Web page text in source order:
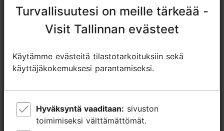
+372 654 9100
Lisätietoa
Ulkotapahtuma
Varaa nyt
Turvallisuutesi on meille tärkeää -
Visit Tallinnan evästeet
Käytämme evästeitä tilastotarkoituksiin sekä
käyttäjäkokemuksesi parantamiseksi.
Hyväksyntä vaaditaan:
toimimiseksi välttämättömät.
Turvallisuutesi on meille tärkeää -
Visit Tallinnan evästeet
Käytämme evästeitä tilastotarkoituksiin sekä
käyttäjäkokemuksesi parantamiseksi.
Hyväksyntä vaaditaan:
toimimiseksi välttämättömät.